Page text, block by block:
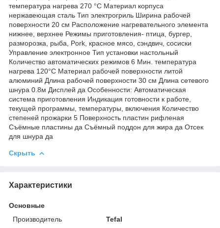
температура нагрева 270 °C Материал корпуса
нержавеющая сталь Тип электрогриль Ширина рабочей
поверхности 20 см Расположение нагревательного элемента
нижнее, верхнее Режимы приготовления- птица, бургер,
разморозка, рыба, Pork, красное мясо, сэндвич, сосиски
Управление электронное Тип установки настольный
Количество автоматических режимов 6 Мин. температура
нагрева 120°C Материал рабочей поверхности литой
алюминий Длина рабочей поверхности 30 см Длина сетевого
шнура 0.8м Дисплей да Особенности: Автоматическая
система приготовления Индикация готовности к работе,
текущей программы, температуры, включения Количество
степеней прожарки 5 Поверхность пластин рифленая
Съёмные пластины да Съёмный поддон для жира да Отсек
для шнура да
Скрыть
Характеристики
Основные
Производитель
Tefal